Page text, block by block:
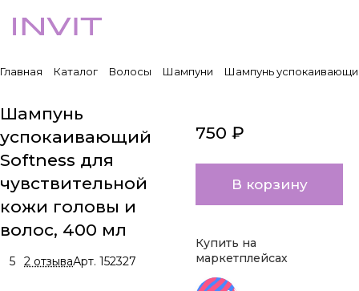
Главная Каталог Волосы Шампуни Шампунь
Шампунь
успокаивающий
Softness для
чувствительной
кожи головы и
волос, 400 мл
5 2 отзываАрт. 152327
750 ₽
В корзину
Купить на
маркетплейсах